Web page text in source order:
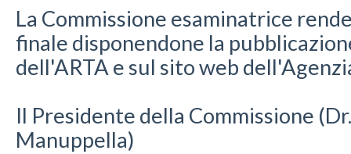
La Commissione esaminatrice
finale disponendone la
dell'ARTA e sul sito web
Il Presidente della Commissione
Manuppella)